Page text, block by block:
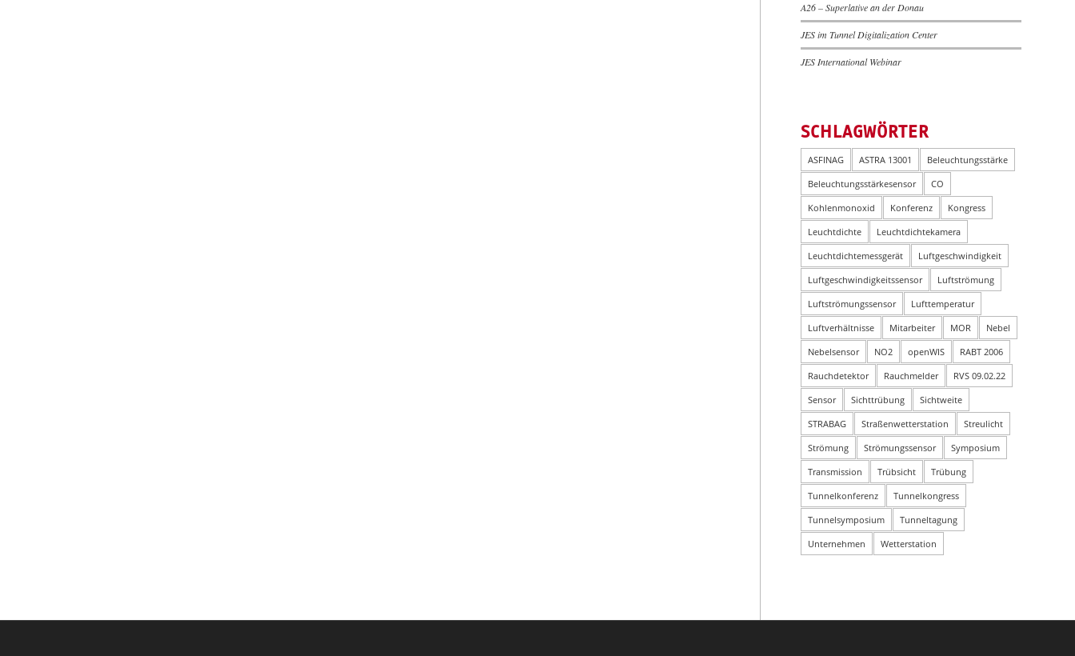
A26 – Superlative an der Donau
JES im Tunnel Digitalization Center
JES International Webinar
SCHLAGWÖRTER
ASFINAG ASTRA 13001
Beleuchtungsstärke
Beleuchtungsstärkesensor
CO
Kohlenmonoxid
Konferenz
Kongress
Leuchtdichte
Leuchtdichtekamera
Leuchtdichtemessgerät
Luftgeschwindigkeit
Luftgeschwindigkeitssensor
Luftströmung
Luftströmungssensor
Lufttemperatur
Luftverhältnisse
Mitarbeiter MOR
Nebel
Nebelsensor
NO2 openWIS
RABT 2006
Rauchdetektor
Rauchmelder
RVS 09.02.22
Sensor
Sichttrübung
Sichtweite
STRABAG
Straßenwetterstation
Streulicht
Strömung
Strömungssensor
Symposium
Transmission
Trübsicht
Trübung
Tunnelkonferenz
Tunnelkongress
Tunnelsymposium
Tunneltagung
Unternehmen
Wetterstation